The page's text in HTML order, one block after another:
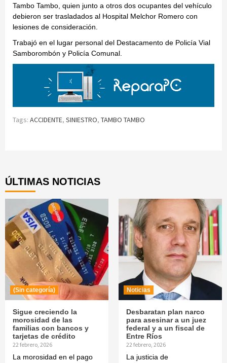
Tambo Tambo, quien junto a otros dos ocupantes del vehículo
debieron ser trasladados al Hospital Melchor Romero con
lesiones de consideración.
Trabajó en el lugar personal del Destacamento de Policía Vial
Samborombón y Policía Comunal.
Tags: ACCIDENTE, SINIESTRO, TAMBO TAMBO
ÚLTIMAS NOTICIAS
(Sin categoría)
Sigue creciendo la
morosidad de las
familias con bancos y
tarjetas de crédito
22 febrero, 2026
La morosidad en el pago
Noticias
Desbaratan plan narco
para asesinar a un juez
federal y a un fiscal de
Entre Ríos
22 febrero, 2026
La justicia de